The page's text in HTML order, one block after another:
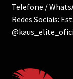
Telefone /
Redes Sociais: